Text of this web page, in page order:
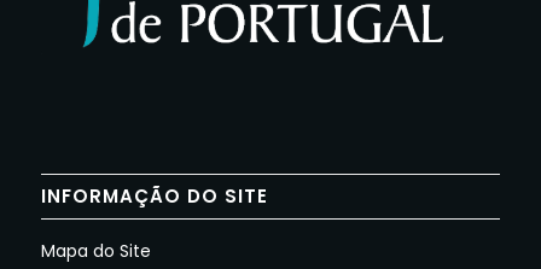
INFORMAÇÃO DO SITE
Mapa do Site